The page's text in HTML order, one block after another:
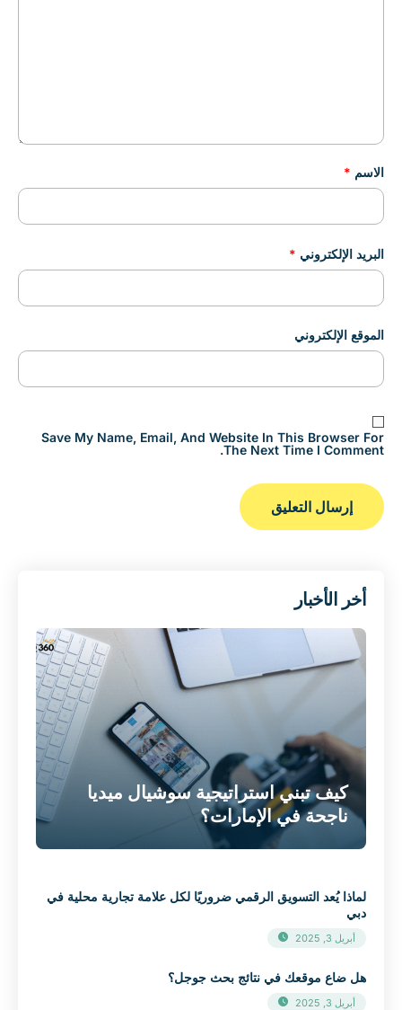
الاسم *
البريد الإلكتروني *
الموقع الإلكتروني
Save My Name, Email, And Website In This Browser For
The Next Time I Comment.
أخر الأخبار
كيف تبني استراتيجية سوشيال ميديا
ناجحة في الإمارات؟
لماذا يُعد التسويق الرقمي ضروريًا لكل علامة تجارية محلية في
دبي
أبريل 3, 2025
هل ضاع موقعك في نتائج بحث جوجل؟
أبريل 3, 2025